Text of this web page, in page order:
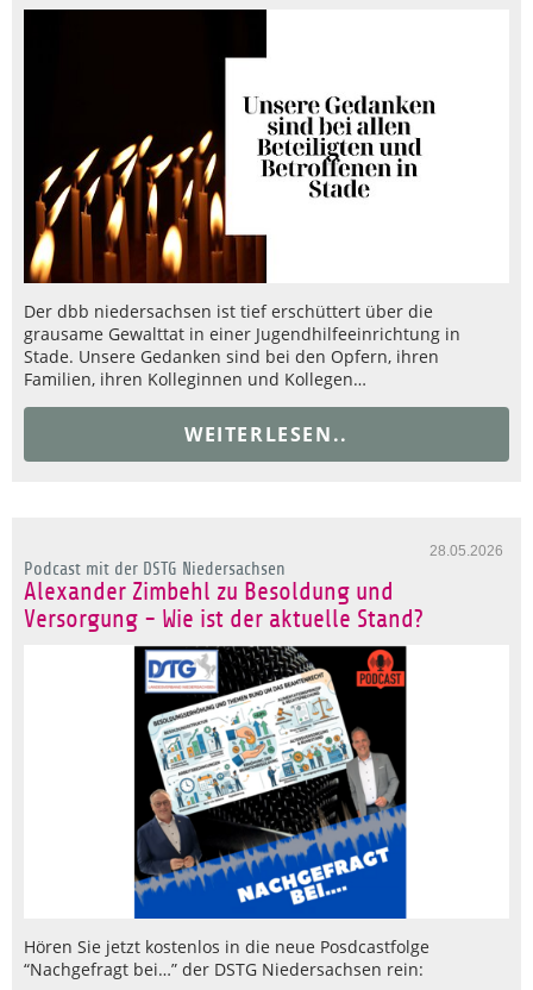
Der dbb niedersachsen ist tief erschüttert über die
grausame Gewalttat in einer Jugendhilfeeinrichtung in
Stade. Unsere Gedanken sind bei den Opfern, ihren
Familien, ihren Kolleginnen und Kollegen…
WEITERLESEN..
28.05.2026
Podcast mit der DSTG Niedersachsen
Alexander Zimbehl zu Besoldung und
Versorgung - Wie ist der aktuelle Stand?
Hören Sie jetzt kostenlos in die neue Posdcastfolge
“Nachgefragt bei…” der DSTG Niedersachsen rein: